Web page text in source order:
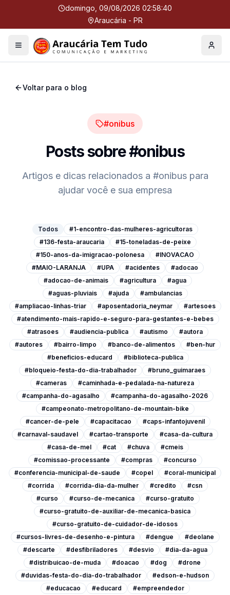
domingo, 09/08/2026 02:58:40
Araucária - PR
Menu Perfil
Voltar para o blog
#onibus
Posts sobre#onibus
Artigos e dicas relacionados a #onibuspara
ajudar você e sua empresa
Todos
#1-encontro-das-mulheres-agricultoras
#136-festa-araucaria
#15-toneladas-de-peixe
#150-anos-da-imigracao-polonesa
#INOVACAO
#MAIO-LARANJA
#UPA #acidentes
#adocao
#adocao-de-animais
#agricultura
#agua
#aguas-pluviais
#ajuda
#ambulancias
#ampliacao-linhas-triar
#aposentadoria_neymar
#artesoes
#atendimento-mais-rapido-e-seguro-para-gestantes-e-bebes
#atrasoes
#audiencia-publica #autismo
#autora
#autores
#bairro-limpo #banco-de-alimentos
#ben-hur
#beneficios-educard
#biblioteca-publica
#bloqueio-festa-do-dia-trabalhador
#bruno_guimaraes
#cameras
#caminhada-e-pedalada-na-natureza
#campanha-do-agasalho
#campanha-do-agasalho-2026
#campeonato-metropolitano-de-mountain-bike
#cancer-de-pele
#capacitacao
#caps-infantojuvenil
#carnaval-saudavel
#cartao-transporte
#casa-da-cultura
#casa-de-mel
#cat #chuva
#cmeis
#comissao-processante
#compras
#concurso
#conferencia-municipal-de-saude
#copel
#coral-municipal
#corrida
#corrida-dia-da-mulher #credito
#csn
#curso
#curso-de-mecanica
#curso-gratuito
#curso-gratuito-de-auxiliar-de-mecanica-basica
#curso-gratuito-de-cuidador-de-idosos
#cursos-livres-de-desenho-e-pintura
#dengue
#deolane
#descarte
#desfibriladores #desvio
#dia-da-agua
#distribuicao-de-muda
#doacao #dog
#drone
#duvidas-festa-do-dia-do-trabalhador
#edson-e-hudson
#educacao
#educard
#empreendedor